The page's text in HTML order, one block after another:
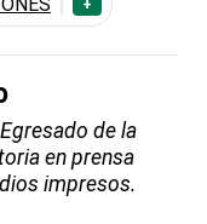
+
de la
en prensa
impresos.